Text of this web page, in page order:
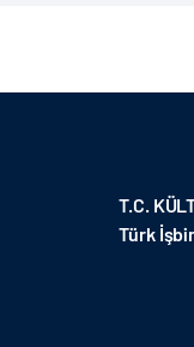
T.C.
Türk